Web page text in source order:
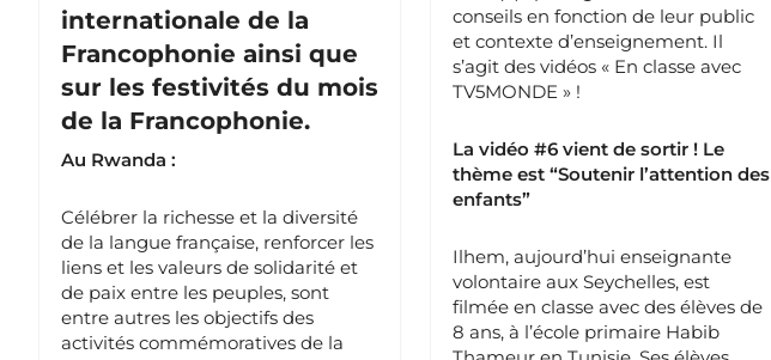
conseils en fonction de leur public
et contexte d’enseignement. Il
s’agit des vidéos « En classe avec
TV5MONDE » !
La vidéo #6 vient de sortir ! Le
thème est “Soutenir l’attention des
enfants”
Ilhem, aujourd’hui enseignante
volontaire aux Seychelles, est
filmée en classe avec des élèves de
8 ans, à l’école primaire Habib
internationale de la
Francophonie ainsi que
sur les festivités du mois
de la Francophonie.
Au Rwanda :
Célébrer la richesse et la diversité
de la langue française, renforcer les
liens et les valeurs de solidarité et
de paix entre les peuples, sont
entre autres les objectifs des
activités commémoratives de la